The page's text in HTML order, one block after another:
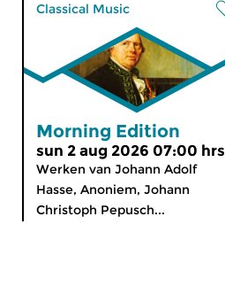
Classical Music
Morning Edition
sun 2 aug 2026 07:00 hrs
Werken van Johann Adolf
Hasse, Anoniem, Johann
Christoph Pepusch...